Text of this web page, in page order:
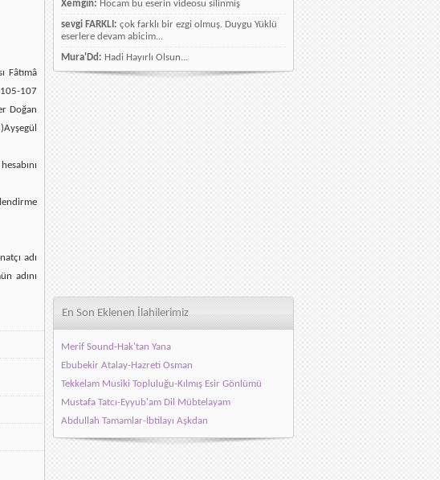
Fâtımâ
107
Doğan
adı
adını
Xemgîn: Hocam bu eserin videosu silinmiş
sevgi FARKLI: çok farklı bir ezgi olmuş. Duygu Yüklü
eserlere devam abicim...
Mura'Dd: Hadi Hayırlı Olsun...
En Son Eklenen İlahilerimiz
Merif Sound-Hak'tan Yana
Ebubekir Atalay-Hazreti Osman
Tekkelam Musiki Topluluğu-Kılmış Esir Gönlümü
Mustafa Tatcı-Eyyub'am Dil Mübtelayam
Abdullah Tamamlar-İbtilayı Aşkdan